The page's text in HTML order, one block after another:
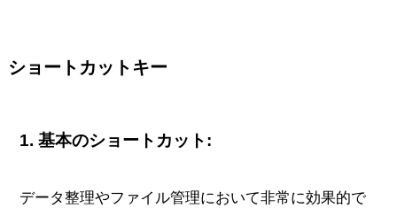
ショートカットキー
1.基本のショートカット:
データ整理やファイル管理において非常に効果的で